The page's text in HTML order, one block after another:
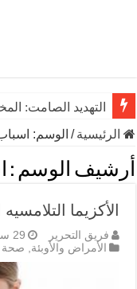
التهديد الصامت:
الرئيسية/ الوسم:
أرشيف الوسم :
الأكزيما
فريق التحرير
29 سبتمبر، 2021
الأمراض والأوبئة, صحة